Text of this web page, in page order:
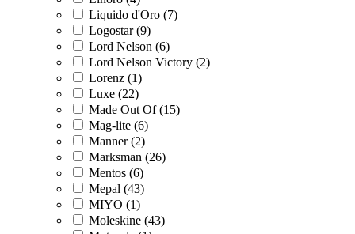
Liquido d'Oro (7)
Logostar (9)
Lord Nelson (6)
Lord Nelson Victory (2)
Lorenz (1)
Luxe (22)
Made Out Of (15)
Mag-lite (6)
Manner (2)
Marksman (26)
Mentos (6)
Mepal (43)
MIYO (1)
Moleskine (43)